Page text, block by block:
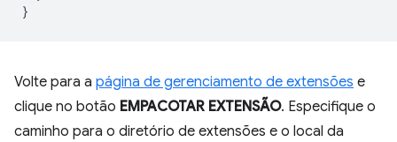
}
Volte para a página de gerenciamento de extensões e
clique no botão EMPACOTAR EXTENSÃO. Especifique o
caminho para o diretório de extensões e o local da